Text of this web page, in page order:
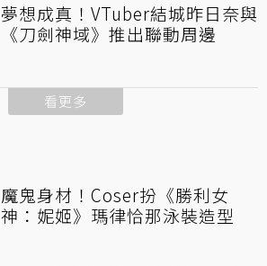
夢想成真！VTuber結城昨日奈與
《刀劍神域》推出聯動周邊
看更多
魔鬼身材！Coser扮《勝利女
神：妮姬》瑪律恰那泳裝造型